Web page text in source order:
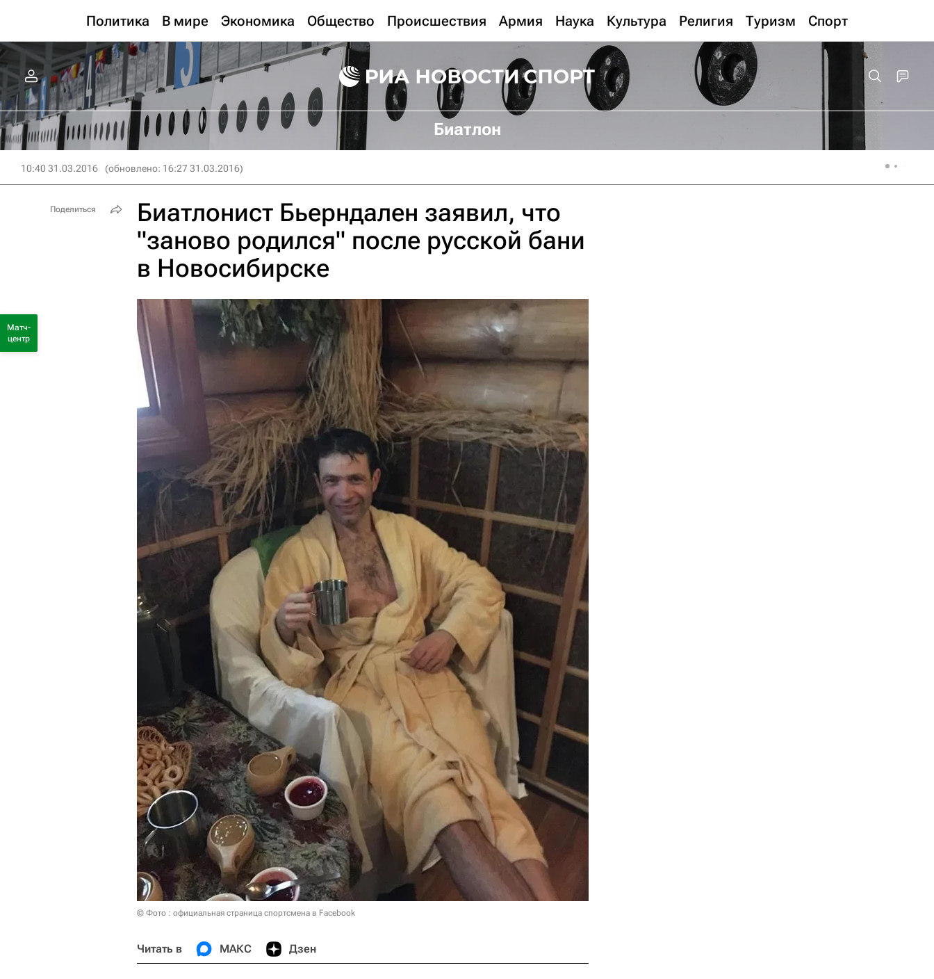
Политика В мире Экономика Общество Происшествия Армия Наука Культура Религия Туризм Спорт
Биатлон
10:40 31.03.2016 (обновлено: 16:27 31.03.2016)
Биатлонист Бьерндален заявил, что
"заново родился" после русской бани
в Новосибирске
© Фото : официальная страница спортсмена в Facebook
Читать в МАКС Дзен
Поделиться
Матч-
центр